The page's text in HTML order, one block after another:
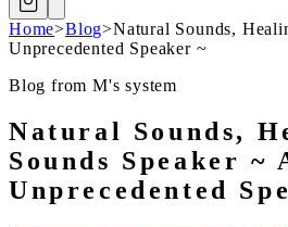
Home>Blog>Natural Sounds,
Unprecedented Speaker ~
Blog from M's system
Natural Sounds,
Sounds Speaker ~
Unprecedented